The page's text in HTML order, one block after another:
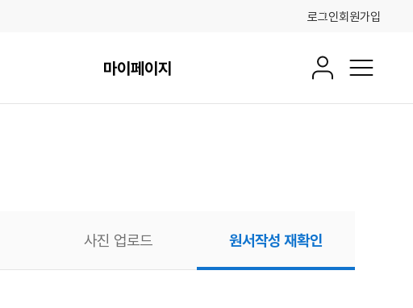
로그인회원가입
마이페이지 회원정보전체메뉴
사진 업로드 원서작성 재확인